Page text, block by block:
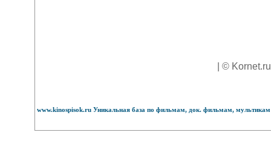
| ©
www.kinospisok.ru Уникальная база по фильмам, док. фильмам,